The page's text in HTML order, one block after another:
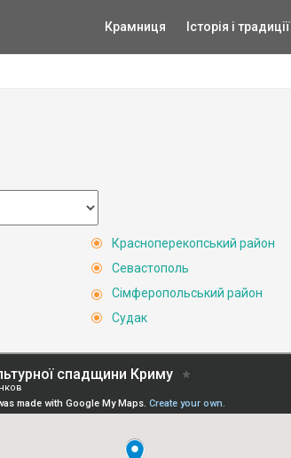
Крамниця Історія і традиції
Красноперекопський район
Севастополь
Сімферопольський район
Судак